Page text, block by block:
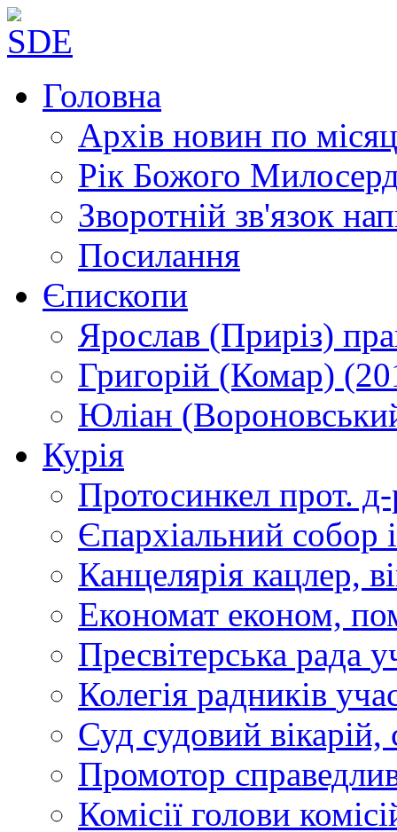
Головна
Архів новин по
Рік Божого
Зворотній зв'язок
Посилання
Єпископи
Ярослав (Приріз)
Григорій (Комар)
Юліан
Курія
Протосинкел прот.
Єпархіальний собор
Канцелярія кацлер,
Економат економ,
Пресвітерська рада
Колегія радників
Суд судовий вікарій,
Промотор
Комісії голови